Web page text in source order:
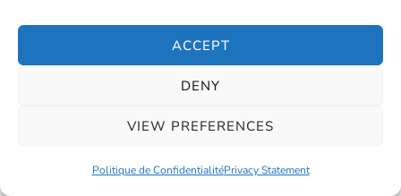
ACCEPT
DENY
VIEW PREFERENCES
Politique de ConfidentialitéPrivacy Statement
Something?
S’ABONNER À LA NEWSLETTER